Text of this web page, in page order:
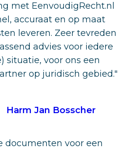
met EenvoudigRecht.nl
accuraat en op maat
leveren. Zeer tevreden
advies voor iedere
situatie, voor ons een
op juridisch gebied."
Harm Jan Bosscher
documenten voor een